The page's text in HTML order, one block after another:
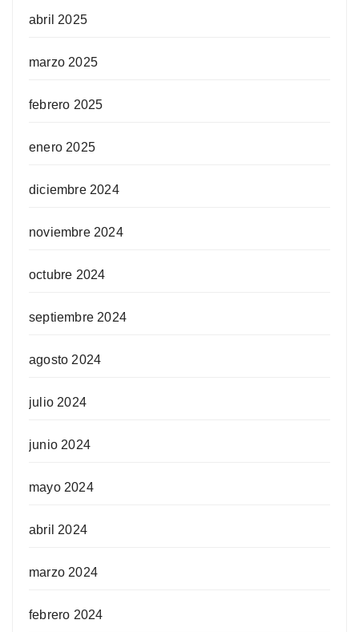
abril 2025
marzo 2025
febrero 2025
enero 2025
diciembre 2024
noviembre 2024
octubre 2024
septiembre 2024
agosto 2024
julio 2024
junio 2024
mayo 2024
abril 2024
marzo 2024
febrero 2024